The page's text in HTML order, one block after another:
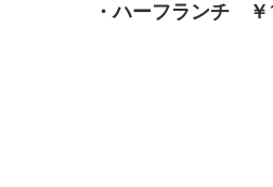
・ハーフランチ　